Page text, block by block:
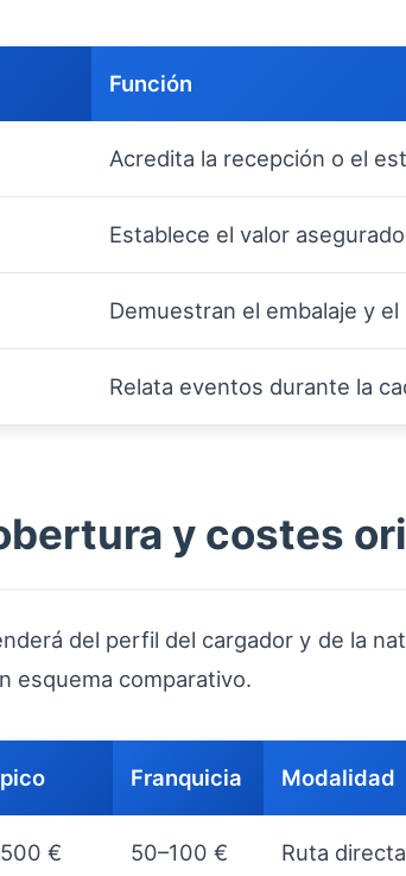
Función
Acredita la recepción o el
Establece el valor
Demuestran el embalaje y
Relata eventos durante la
y costes
del perfil del cargador y de la
esquema comparativo.
Franquicia Modalidad
€ 50–100 € Ruta